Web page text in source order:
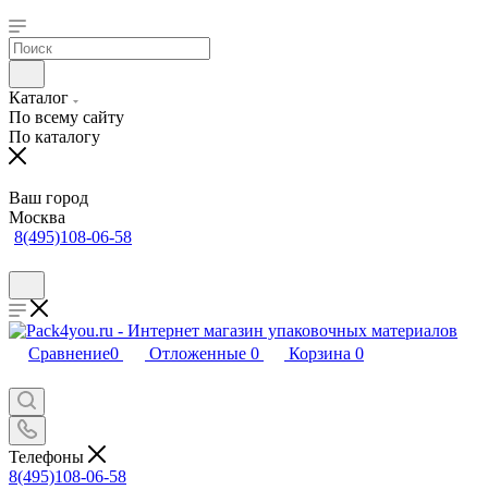
Каталог
По всему сайту
По каталогу
Ваш город
Москва
8(495)108-06-58
Сравнение0 Отложенные 0 Корзина 0
Телефоны
8(495)108-06-58